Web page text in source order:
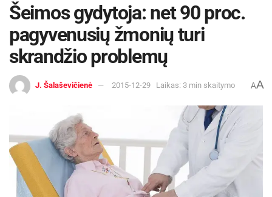
Šeimos gydytoja: net 90 proc.
pagyvenusių žmonių turi
skrandžio problemų
J. Šalaševičienė 2015-12-29 Laikas: 3 min skaitymo AA